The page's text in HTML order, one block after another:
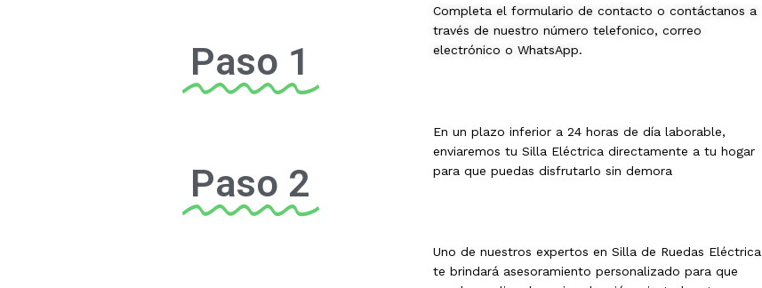
Paso 1
Paso 2
Completa el formulario de contacto o contáctanos a
través de nuestro número telefonico, correo
electrónico o WhatsApp.
En un plazo inferior a 24 horas de día laborable,
enviaremos tu Silla Eléctrica directamente a tu hogar
para que puedas disfrutarlo sin demora
Uno de nuestros expertos en Silla de Ruedas Eléctrica
te brindará asesoramiento personalizado para que